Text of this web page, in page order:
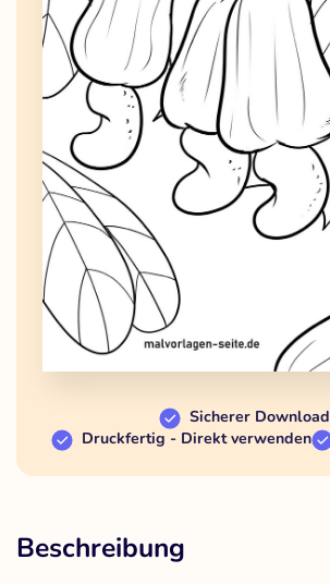
Sicherer Download
Druckfertig - Direkt verwenden
Beschreibung